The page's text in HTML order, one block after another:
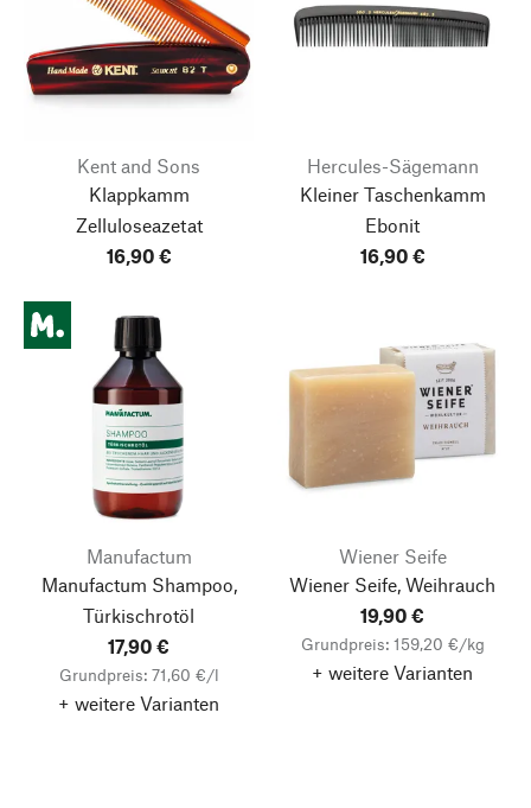
Kent and Sons
Klappkamm
Zelluloseazetat
16,90 €
Hercules-Sägemann
Kleiner Taschenkamm
Ebonit
16,90 €
Manufactum
Manufactum Shampoo,
Türkischrotöl
17,90 €
Grundpreis: 71,60 €/l
+ weitere Varianten
Wiener Seife
Wiener Seife, Weihrauch
19,90 €
Grundpreis: 159,20 €/kg
+ weitere Varianten